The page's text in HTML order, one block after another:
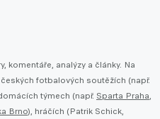
komentáře, analýzy a články. Na
fotbalových soutěžích (např.
týmech (např. Sparta Praha,
Brno), hráčích (Patrik Schick,